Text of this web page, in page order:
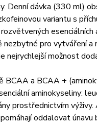
Denní dávka (330 ml)
variantu s
pro vytváření a
možnost
BCAA a BCAA +
aminokyseliny:
prostřednictvím
oddalovat